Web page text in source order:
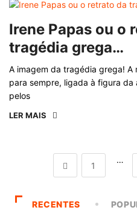
Irene Papas ou o
tragédia grega…
A imagem da tragédia grega! A
para sempre, ligada à figura da
pelos
LER MAIS
1
…
RECENTES